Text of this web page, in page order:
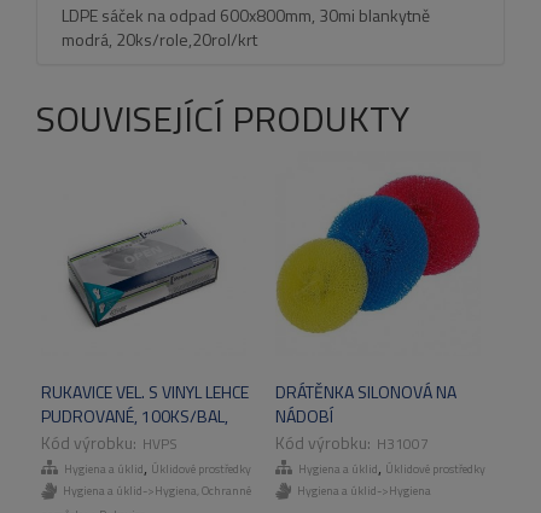
LDPE sáček na odpad 600x800mm, 30mi blankytně
modrá, 20ks/role,20rol/krt
SOUVISEJÍCÍ PRODUKTY
RUKAVICE VEL. S VINYL LEHCE
PUDROVANÉ, 100KS/BAL,
1000KS/KARTHVPS
Hygiena a úklid, Úklidové prostředky
Hygiena a úklid->Hygiena Ochranné
DRÁTĚNKA SILONOVÁ NA
NÁDOBÍ
H31007
Hygiena a úklid, Úklidové prostředky
Hygiena a úklid->Hygiena